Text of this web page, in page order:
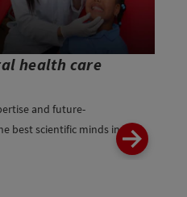
health care
and future-
best scientific minds in